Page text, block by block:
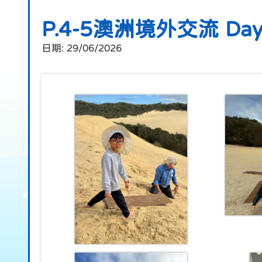
P.4-5澳洲境外交流
日期: 29/06/2026